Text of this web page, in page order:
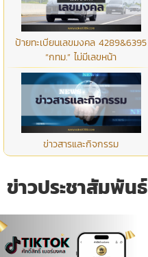
ป้ายทะเบียนเลขมงคล 4289&6395
“กทม.” ไม่มีเลขหน้า
ข่าวสารและกิจกรรม
ข่าวประชาสัมพันธ์